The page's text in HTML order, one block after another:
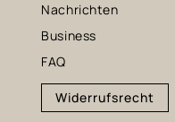
Nachrichten
Business
FAQ
Widerrufsrecht